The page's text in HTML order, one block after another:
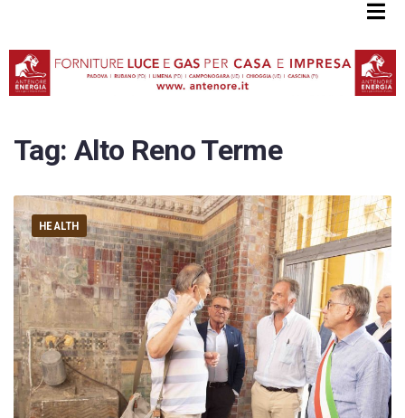
Tag: Alto Reno Terme
HEALTH